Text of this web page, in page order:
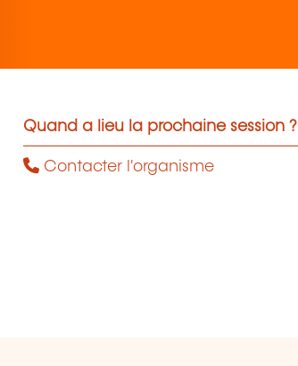
Quand a lieu la prochaine session ?
Contacter l'organisme